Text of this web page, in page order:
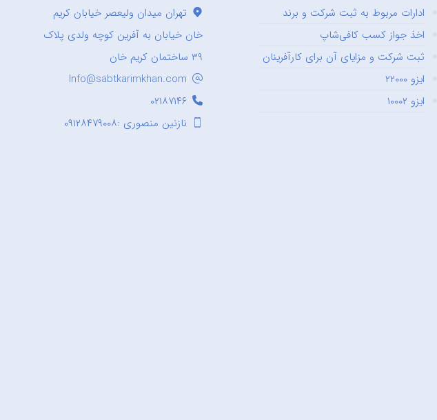
ادارات مربوط به ثبت شرکت و برند
اخذ جواز کسب کافی‌شاپ
ثبت شرکت و مزایای آن برای کارآفرینان
ایزو ۲۲۰۰۰
ایزو ۱۰۰۰۲
تهران میدان ولیعصر خیابان کریم
خان خیابان به آفرین کوچه ولدی پلاک
۳۹ ساختمان کریم خان
Info@sabtkarimkhan.com
۰۲۱۸۷۱۴۶
نازنین منصوری :۰۹۱۲۸۴۷۹۰۰۸